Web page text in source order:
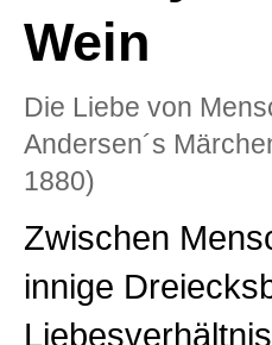
Wein
Die Liebe von
Andersen´s
1880)
Zwischen
innige